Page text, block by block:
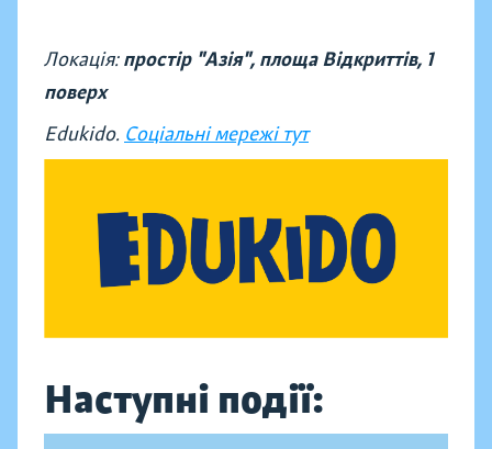
Локація:простір "Азія", площа Відкриттів, 1
поверх
Edukido. Соціальні мережі тут
Наступні події: